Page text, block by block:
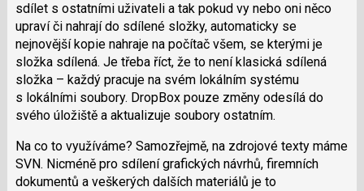
sdílet s ostatními uživateli a tak pokud vy nebo oni něco
upraví či nahrají do sdílené složky, automaticky se
nejnovější kopie nahraje na počítač všem, se kterými je
složka sdílená. Je třeba říct, že to není klasická sdílená
složka – každý pracuje na svém lokálním systému
s lokálními soubory. DropBox pouze změny odesílá do
svého úložiště a aktualizuje soubory ostatním.
Na co to využíváme? Samozřejmě, na zdrojové texty máme
SVN. Nicméně pro sdílení grafických návrhů, firemních
dokumentů a veškerých dalších materiálů je to